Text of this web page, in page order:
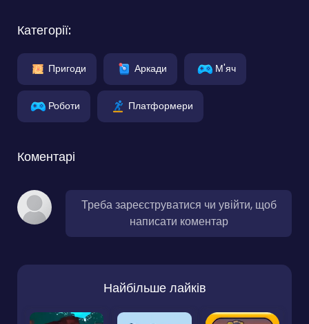
Категорії:
Пригоди Аркади М'яч
Роботи Платформери
Коментарі
Треба зареєструватися чи увійти, щоб
написати коментар
Найбільше лайків